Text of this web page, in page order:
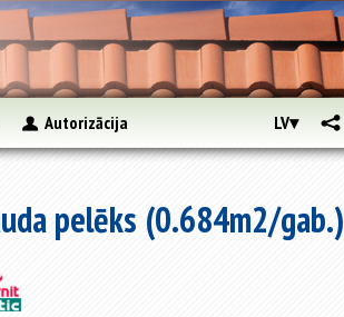
Autorizācija LV▾
pelēks (0.684m2/gab.)